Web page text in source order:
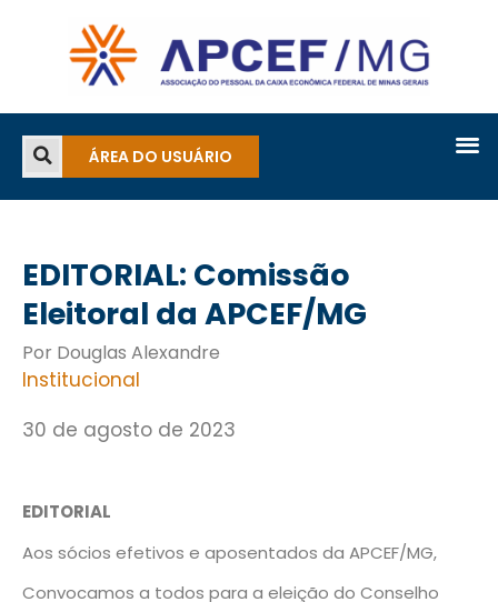
ÁREA DO USUÁRIO
EDITORIAL: Comissão
Eleitoral da APCEF/MG
Por Douglas Alexandre
Institucional
30 de agosto de 2023
EDITORIAL
Aos sócios efetivos e aposentados da APCEF/MG,
Convocamos a todos para a eleição do Conselho